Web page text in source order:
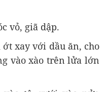
vỏ, giã dập.
xay với dầu ăn, cho
vào xào trên lửa lớn